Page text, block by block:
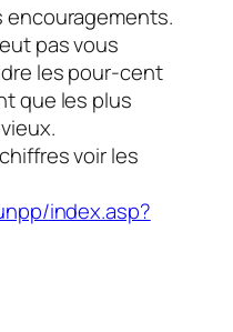
encouragements.
pas vous
les pour-cent
que les plus
voir les
index.asp?